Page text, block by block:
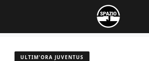
contenuto
ULTIM'ORA JUVENTUS